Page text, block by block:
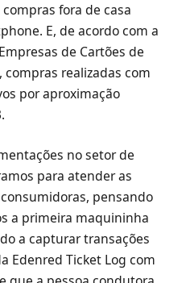
fora de casa
E, de acordo com a
de Cartões de
compras realizadas com
por aproximação
no setor de
para atender as
pensando
a primeira maquininha
a capturar transações
Edenred Ticket Log com